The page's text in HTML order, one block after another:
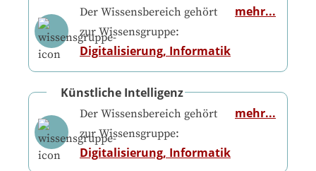
Der Wissensbereich gehört
zur Wissensgruppe:
Digitalisierung, Informatik
mehr...
Künstliche Intelligenz
Der Wissensbereich gehört
zur Wissensgruppe:
Digitalisierung, Informatik
mehr...